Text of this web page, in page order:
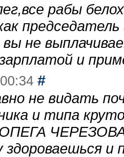
рабы
не
и
#
не видать
и типа
здороваешься